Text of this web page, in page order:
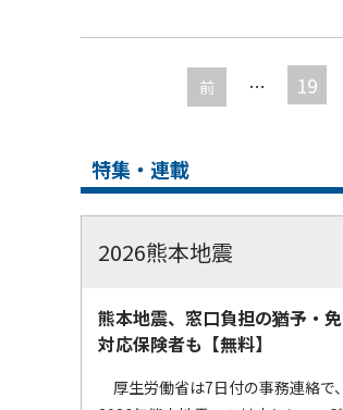
ペ
前 … 19
特集・連載
2026熊本地震
熊本地震、窓口負担の猶予
対応保険者も【無料】
厚生労働省は7日付の事務連絡で、